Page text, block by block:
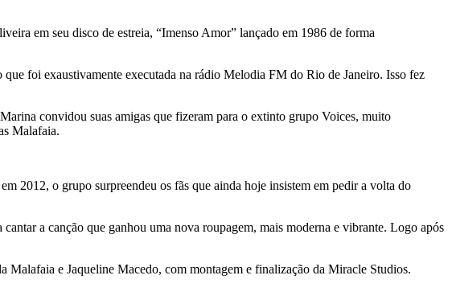
em seu disco de estreia, “Imenso Amor” lançado em 1986 de forma
foi exaustivamente executada na rádio Melodia FM do Rio de Janeiro. Isso fez
convidou suas amigas que fizeram para o extinto grupo Voices, muito
Malafaia.
2012, o grupo surpreendeu os fãs que ainda hoje insistem em pedir a volta do
a canção que ganhou uma nova roupagem, mais moderna e vibrante. Logo após
e Jaqueline Macedo, com montagem e finalização da Miracle Studios.